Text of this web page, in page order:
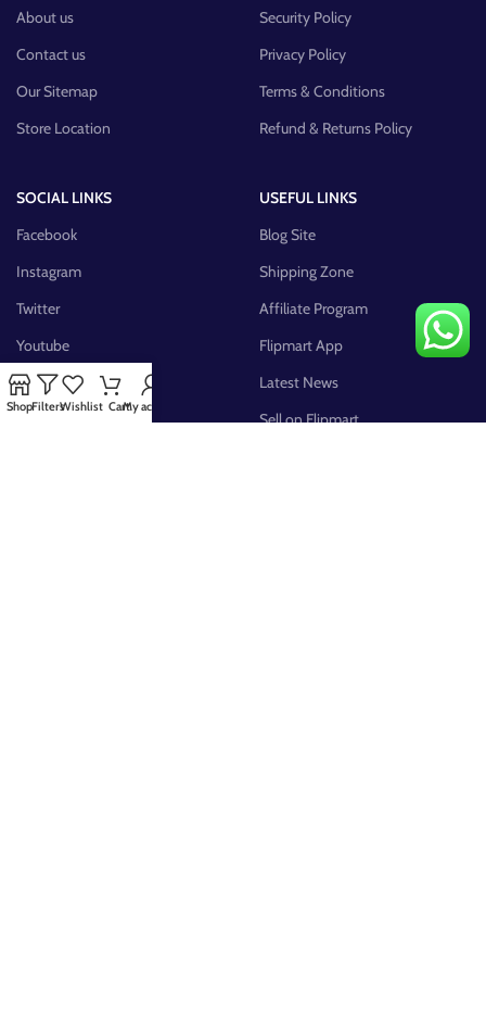
About us
Contact us
Our Sitemap
Store Location
Security Policy
Privacy Policy
Terms & Conditions
Refund & Returns Policy
SOCIAL LINKS
Facebook
Instagram
Twitter
Youtube
Pinterest
FB Group
USEFUL LINKS
Blog Site
Shipping Zone
Affiliate Program
Flipmart App
Latest News
Sell on Flipmart
ShopFiltersWishlist CartMy account